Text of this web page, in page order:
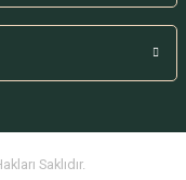
Saklıdır.